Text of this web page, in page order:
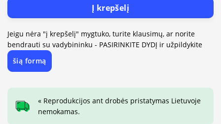
Į krepšelį
Jeigu nėra "į krepšelį" mygtuko, turite klausimų, ar norite
bendrauti su vadybininku - PASIRINKITE DYDĮ ir užpildykite
šią formą
« Reprodukcijos ant drobės pristatymas Lietuvoje
nemokamas.